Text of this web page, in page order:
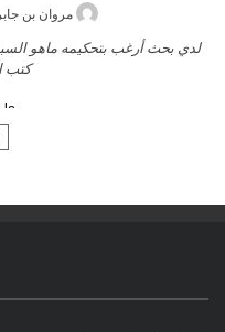
حامد
السلام عليكم ورحمة